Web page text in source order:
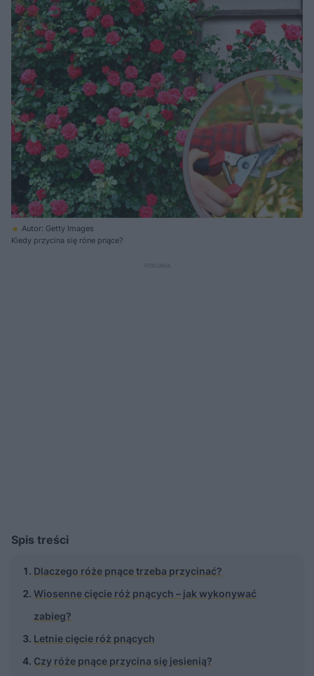
Autor: Getty Images
Kiedy przycina się róne pnące?
Spis treści
Dlaczego róże pnące trzeba przycinać?
Wiosenne cięcie róż pnących – jak wykonywać
zabieg?
Letnie cięcie róż pnących
Czy róże pnące przycina się jesienią?